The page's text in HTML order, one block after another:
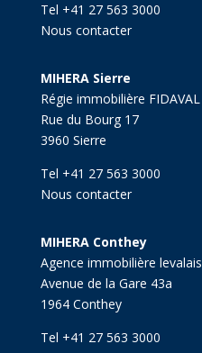
Tel +41 27 563 3000
Nous contacter
MIHERA Sierre
Régie immobilière FIDAVAL
Rue du Bourg 17
3960 Sierre
Tel +41 27 563 3000
Nous contacter
MIHERA Conthey
Agence immobilière
Avenue de la Gare 43a
1964 Conthey
Tel +41 27 563 3000